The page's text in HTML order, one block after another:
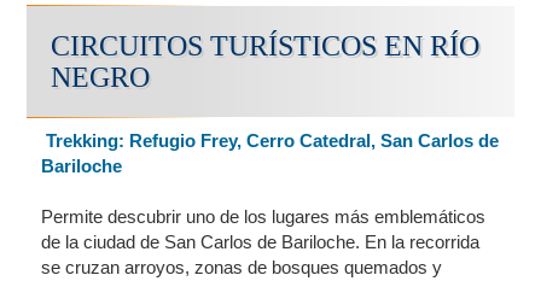
CIRCUITOS TURÍSTICOS EN RÍO
NEGRO
Trekking: Refugio Frey, Cerro Catedral, San Carlos de
Bariloche
Permite descubrir uno de los lugares más emblemáticos
de la ciudad de San Carlos de Bariloche. En la recorrida
se cruzan arroyos, zonas de bosques quemados y